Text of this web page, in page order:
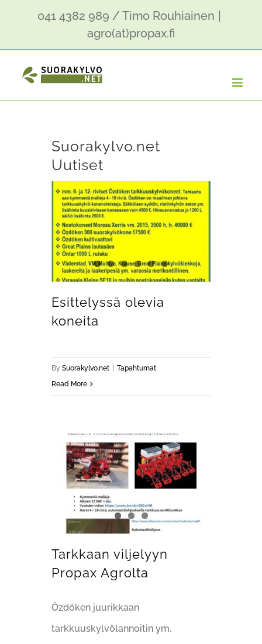
content
041 4382 989 / Timo Rouhiainen
agro(at)propax.fi
Suorakylvo.net
Uutiset
Esittelyssä olevia
koneita
BySuorakylvo.net | Tapahtumat
Read More
Tarkkaan viljelyyn
Propax Agrolta
Özdöken juurikkaan
tarkkuuskylvölannoitin ym.